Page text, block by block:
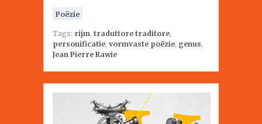
Poëzie
Tags: rijm, traduttore traditore,
personificatie, vormvaste poëzie, genus,
Jean Pierre Rawie